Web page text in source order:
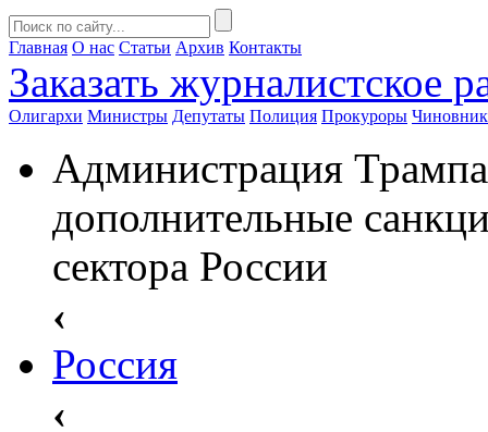
Главная О нас Статьи Архив Контакты
Заказать журналистское
Олигархи Министры Депутаты Полиция Прокуроры
Администрация
дополнительные
сектора России
‹
Россия
‹